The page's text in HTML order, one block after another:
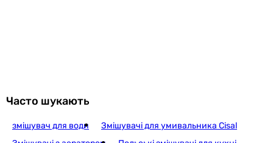
RJ Vero
Часто шукають
змішувач для води
Змішувачі для умивальника Cisal